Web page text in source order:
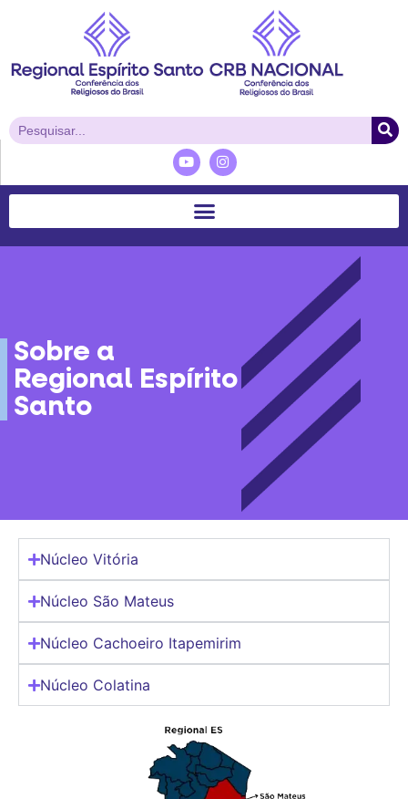
Sobre a
Regional Espírito
Santo
Núcleo Vitória
Núcleo São Mateus
Núcleo Cachoeiro Itapemirim
Núcleo Colatina